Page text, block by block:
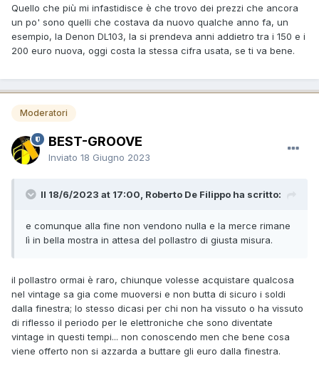
Quello che più mi infastidisce è che trovo dei prezzi che ancora
un po' sono quelli che costava da nuovo qualche anno fa, un
esempio, la Denon DL103, la si prendeva anni addietro tra i 150 e i
200 euro nuova, oggi costa la stessa cifra usata, se ti va bene.
Moderatori
BEST-GROOVE
Inviato 18 Giugno 2023
Il 18/6/2023 at 17:00, Roberto De Filippo ha scritto:
e comunque alla fine non vendono nulla e la merce rimane
lì in bella mostra in attesa del pollastro di giusta misura.
il pollastro ormai è raro, chiunque volesse acquistare qualcosa
nel vintage sa gia come muoversi e non butta di sicuro i soldi
dalla finestra; lo stesso dicasi per chi non ha vissuto o ha vissuto
di riflesso il periodo per le elettroniche che sono diventate
vintage in questi tempi... non conoscendo men che bene cosa
viene offerto non si azzarda a buttare gli euro dalla finestra.